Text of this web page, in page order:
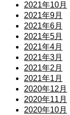
2021年10月
2021年9月
2021年6月
2021年5月
2021年4月
2021年3月
2021年2月
2021年1月
2020年12月
2020年11月
2020年10月